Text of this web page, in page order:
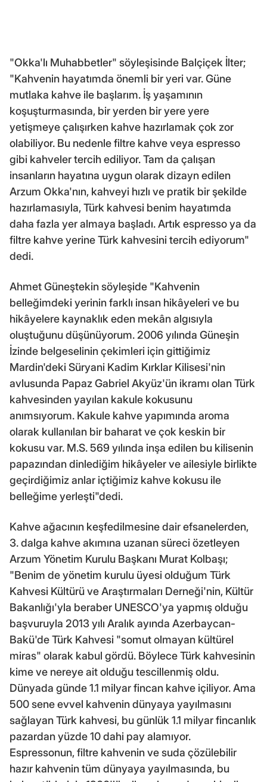
"Okka'lı Muhabbetler" söyleşisinde Balçiçek İlter;
"Kahvenin hayatımda önemli bir yeri var. Güne
mutlaka kahve ile başlarım. İş yaşamının
koşuşturmasında, bir yerden bir yere yere
yetişmeye çalışırken kahve hazırlamak çok zor
olabiliyor. Bu nedenle filtre kahve veya espresso
gibi kahveler tercih ediliyor. Tam da çalışan
insanların hayatına uygun olarak dizayn edilen
Arzum Okka'nın, kahveyi hızlı ve pratik bir şekilde
hazırlamasıyla, Türk kahvesi benim hayatımda
daha fazla yer almaya başladı. Artık espresso ya da
filtre kahve yerine Türk kahvesini tercih ediyorum"
dedi.
Ahmet Güneştekin söyleşide "Kahvenin
belleğimdeki yerinin farklı insan hikâyeleri ve bu
hikâyelere kaynaklık eden mekân algısıyla
oluştuğunu düşünüyorum. 2006 yılında Güneşin
İzinde belgeselinin çekimleri için gittiğimiz
Mardin'deki Süryani Kadim Kırklar Kilisesi'nin
avlusunda Papaz Gabriel Akyüz'ün ikramı olan Türk
kahvesinden yayılan kakule kokusunu
anımsıyorum. Kakule kahve yapımında aroma
olarak kullanılan bir baharat ve çok keskin bir
kokusu var. M.S. 569 yılında inşa edilen bu kilisenin
papazından dinlediğim hikâyeler ve ailesiyle birlikte
geçirdiğimiz anlar içtiğimiz kahve kokusu ile
belleğime yerleşti"dedi.
Kahve ağacının keşfedilmesine dair efsanelerden,
3. dalga kahve akımına uzanan süreci özetleyen
Arzum Yönetim Kurulu Başkanı Murat Kolbaşı;
"Benim de yönetim kurulu üyesi olduğum Türk
Kahvesi Kültürü ve Araştırmaları Derneği'nin, Kültür
Bakanlığı'yla beraber UNESCO'ya yapmış olduğu
başvuruyla 2013 yılı Aralık ayında Azerbaycan-
Bakü'de Türk Kahvesi "somut olmayan kültürel
miras" olarak kabul gördü. Böylece Türk kahvesinin
kime ve nereye ait olduğu tescillenmiş oldu.
Dünyada günde 1.1 milyar fincan kahve içiliyor. Ama
500 sene evvel kahvenin dünyaya yayılmasını
sağlayan Türk kahvesi, bu günlük 1.1 milyar fincanlık
pazardan yüzde 10 dahi pay alamıyor.
Espressonun, filtre kahvenin ve suda çözülebilir
hazır kahvenin tüm dünyaya yayılmasında, bu